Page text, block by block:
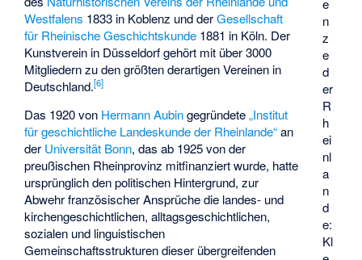
e
n
z
e
d
er
R
h
ei
nl
a
n
d
e:
Kl
Westfalens 1833 in Koblenz und derGesellschaft
für Rheinische Geschichtskunde 1881 in Köln. Der
Kunstverein in Düsseldorf gehört mit über 3000
Mitgliedern zu den größten derartigen Vereinen in
Deutschland.[6]
Das 1920 von Hermann Aubingegründete„Institut
für geschichtliche Landeskunde der Rheinlande“an
der Universität Bonn, das ab 1925 von der
preußischen Rheinprovinz mitfinanziert wurde, hatte
ursprünglich den politischen Hintergrund, zur
Abwehr französischer Ansprüche die landes- und
kirchengeschichtlichen, alltagsgeschichtlichen,
sozialen und linguistischen
Gemeinschaftsstrukturen dieser übergreifenden